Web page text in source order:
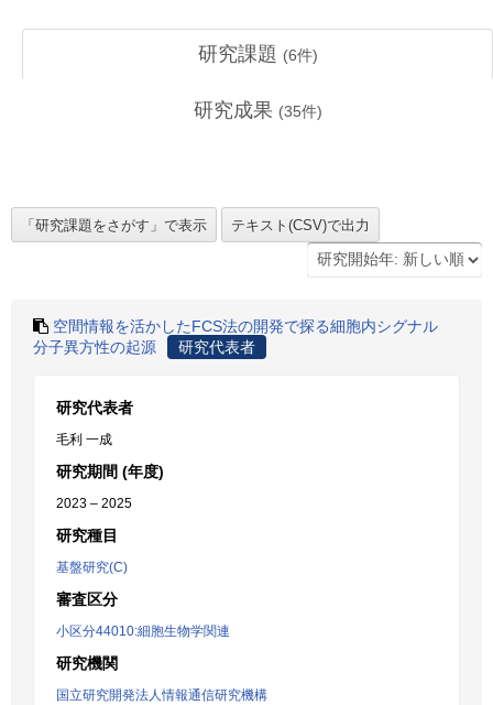
研究課題 (6件)
研究成果 (35件)
空間情報を活かしたFCS法の開発で探る細胞内シグナル
分子異方性の起源
研究代表者
研究代表者
毛利 一成
研究期間 (年度)
2023 – 2025
研究種目
基盤研究(C)
審査区分
小区分44010:細胞生物学関連
研究機関
国立研究開発法人情報通信研究機構